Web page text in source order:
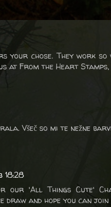
chose. They work
at From the Heart
Všeč so mi te nežne
18:28
our 'All Things Cute'
draw and hope you can